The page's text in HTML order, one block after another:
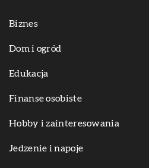
Biznes
Dom i ogród
Edukacja
Finanse osobiste
Hobby i zainteresowania
Jedzenie i napoje